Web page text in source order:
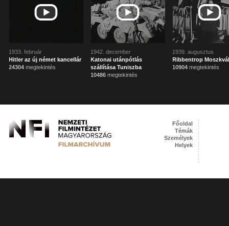
1933. február
Hitler az új német kancellár
24304 megtekintés
1942. december
Katonai utánpótlás
szállítása Tuniszba
10486 megtekintés
1939. augusztus
Ribbentrop
10904 megtekintés
Főoldal
Témák
Személyek
Helyek